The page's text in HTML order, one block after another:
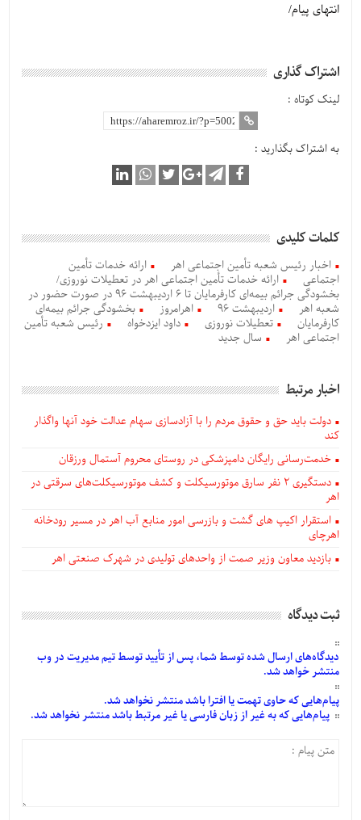
انتهای پیام/
اشتراک گذاری
لینک کوتاه :
به اشتراک بگذارید :
کلمات کلیدی
اخبار رئیس شعبه تأمین اجتماعی اهر
ارائه خدمات تأمین
اجتماعی
ارائه خدمات تأمین اجتماعی اهر در تعطیلات نوروزی/
بخشودگی جرائم بیمه‌ای کارفرمایان تا 6 اردیبهشت 96 در صورت حضور در
شعبه اهر
اردیبهشت 96 اهرامروز
بخشودگی جرائم بیمه‌ای
کارفرمایان
تعطیلات نوروزی داود ایزدخواه
رئیس شعبه تأمین
اجتماعی اهر
سال جدید
اخبار مرتبط
دولت باید حق و حقوق مردم را با آزادسازی سهام عدالت خود آنها واگذار
کند
خدمت‌رسانی رایگان دامپزشکی در روستای محروم آستمال ورزقان
دستگيری ۲ نفر سارق موتورسیکلت و کشف موتورسیکلت‌های سرقتی در
اهر
استقرار اکیپ های گشت و بازرسی امور منابع آب اهر در مسیر رودخانه
اهرچای
بازدید معاون وزیر صمت از واحدهای تولیدی در شهرک صنعتی اهر
ثبت دیدگاه
دیدگاه‌هایارسالشدهتوسط شما، پس ازتأییدتوسط تیم مدیریت در وب
منتشر خواهد شد.
پیام‌هاییکه حاوی تهمت یا افترا باشد منتشر نخواهد شد.
پیام‌هاییکه به غیر از زبان فارسی یا غیر مرتبط باشد منتشر نخواهد شد.